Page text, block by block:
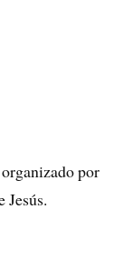
por
Jesús.